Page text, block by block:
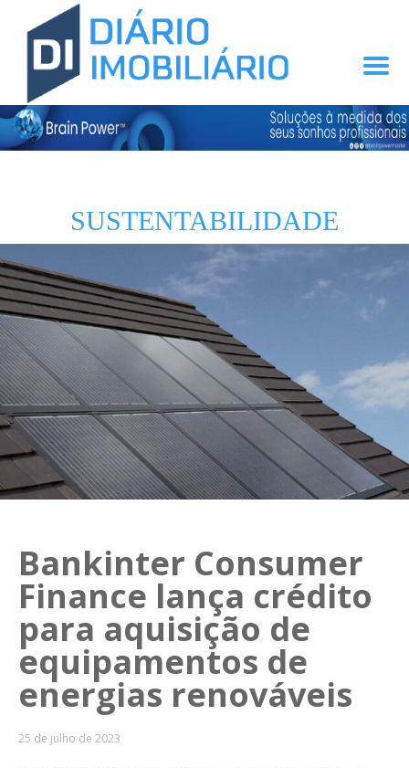
SUSTENTABILIDADE
Bankinter Consumer
Finance lança crédito
para aquisição de
equipamentos de
energias renováveis
25 de julho de 2023